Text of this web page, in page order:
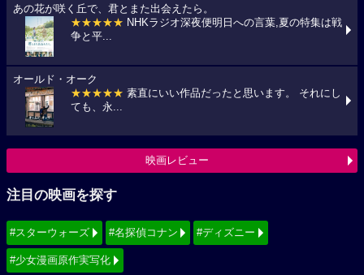
あの花が咲く丘で、君とまた出会えたら。
★★★★★ NHKラジオ深夜便明日への言葉,夏の特集は戦
争と平...
オールド・オーク
★★★★★ 素直にいい作品だったと思います。 それにし
ても、永...
映画レビュー
注目の映画を探す
#スターウォーズ #名探偵コナン #ディズニー
#少女漫画原作実写化